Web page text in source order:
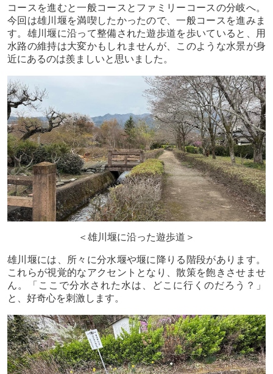
コースを進むと一般コースとファミリーコースの分岐へ。
今回は雄川堰を満喫したかったので、一般コースを進みま
す。雄川堰に沿って整備された遊歩道を歩いていると、用
水路の維持は大変かもしれませんが、このような水景が身
近にあるのは羨ましいと思いました。
＜雄川堰に沿った遊歩道＞
雄川堰には、所々に分水堰や堰に降りる階段があります。
これらが視覚的なアクセントとなり、散策を飽きさせませ
ん。「ここで分水された水は、どこに行くのだろう？」
と、好奇心を刺激します。